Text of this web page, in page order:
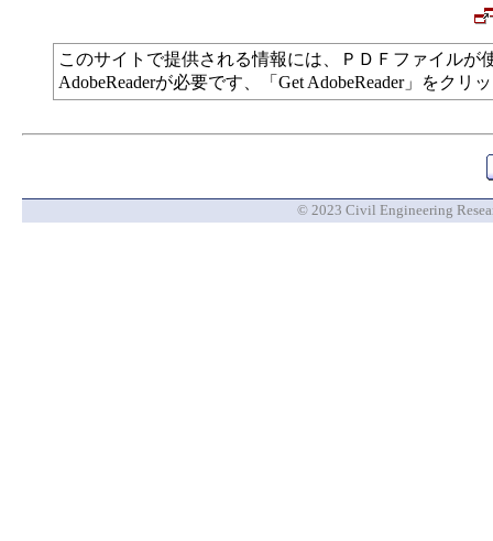
このサイトで提供される情報には、ＰＤＦファイル
AdobeReaderが必要です、「Get AdobeReader」をク
© 2023 Civil Engineering